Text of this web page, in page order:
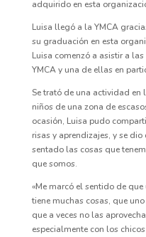
adquirido en esta
Luisa llegó a la YMCA
su graduación en esta
Luisa comenzó a asistir a
YMCA y una de ellas en
Se trató de una actividad
niños de una zona de
ocasión, Luisa pudo
risas y aprendizajes, y se
sentado las cosas que
que somos.
«Me marcó el sentido de
tiene muchas cosas, que
que a veces no las
especialmente con los